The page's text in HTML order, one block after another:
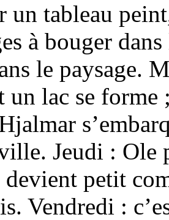
un tableau
à bouger
le paysage.
un lac se
Jeudi : Ole
petit
Vendredi :